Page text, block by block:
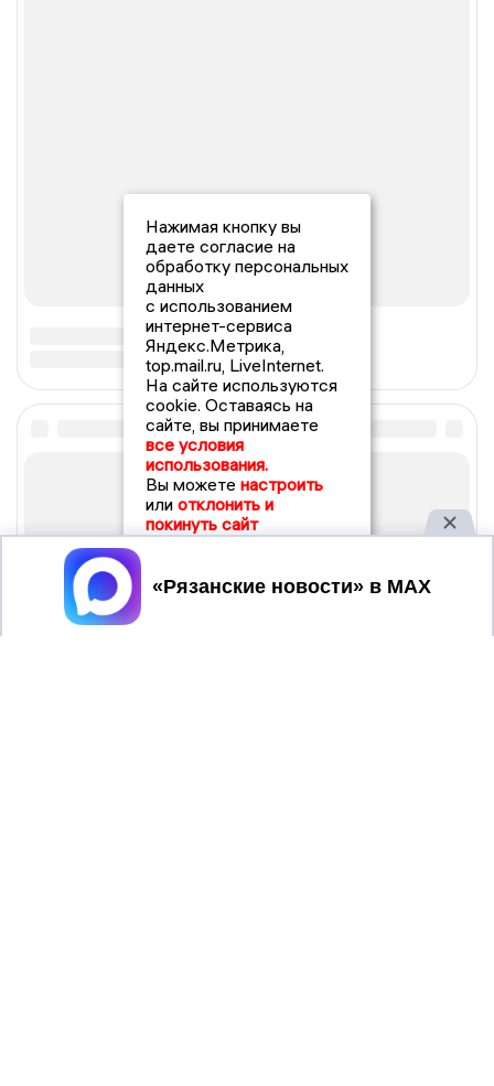
Нажимая кнопку вы
даете согласие на
обработку персональных
данных
с использованием
интернет-сервиса
Яндекс.Метрика,
top.mail.ru, LiveInternet.
На сайте используются
cookie. Оставаясь на
сайте, вы принимаете
все условия
использования.
Вы можете настроить
или отклонить и
покинуть сайт
Принять